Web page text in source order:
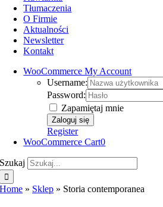
Tłumaczenia
O Firmie
Aktualności
Newsletter
Kontakt
WooCommerce My Account
Username:
Password:
Zapamiętaj mnie
Register
WooCommerce Cart0
Szukaj
Home » Sklep » Storia contemporanea